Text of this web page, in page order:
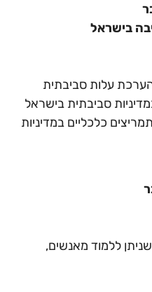
בישראל
כלכליים במדיניות
ללמוד מאנשים,